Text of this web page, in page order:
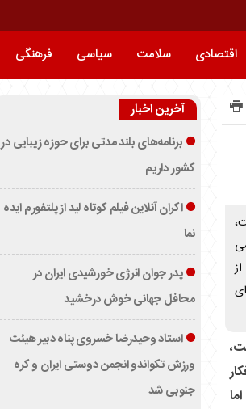
اقتصادی سلامت سیاسی فرهنگی
آخرین اخبار
برنامه‌های بلند مدتی برای حوزه زیبایی در
کشور داریم
اکران آنلاین فیلم کوتاه لید از پلتفورم ایده
نما
پدر جوان انرژی خورشیدی ایران در
محافل جهانی خوش درخشید
استاد وحیدرضا خسروی پناه دبیر هیئت
ورزش تکواندو انجمن دوستی ایران و کره
جنوبی شد